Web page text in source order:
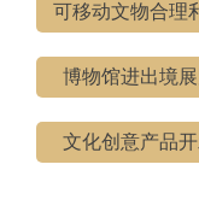
可移动文物合理
博物馆进出境
文化创意产品